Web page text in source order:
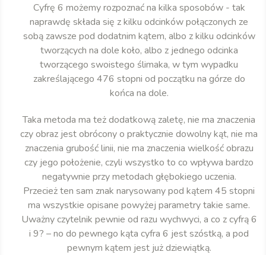
Cyfrę 6 możemy rozpoznać na kilka sposobów - tak
naprawdę składa się z kilku odcinków połączonych ze
sobą zawsze pod dodatnim kątem, albo z kilku odcinków
tworzących na dole koło, albo z jednego odcinka
tworzącego swoistego ślimaka, w tym wypadku
zakreślającego 476 stopni od początku na górze do
końca na dole.
Taka metoda ma też dodatkową zaletę, nie ma znaczenia
czy obraz jest obrócony o praktycznie dowolny kąt, nie ma
znaczenia grubość linii, nie ma znaczenia wielkość obrazu
czy jego położenie, czyli wszystko to co wpływa bardzo
negatywnie przy metodach głębokiego uczenia.
Przecież ten sam znak narysowany pod kątem 45 stopni
ma wszystkie opisane powyżej parametry takie same.
Uważny czytelnik pewnie od razu wychwyci, a co z cyfrą 6
i 9? – no do pewnego kąta cyfra 6 jest szóstką, a pod
pewnym kątem jest już dziewiątką.